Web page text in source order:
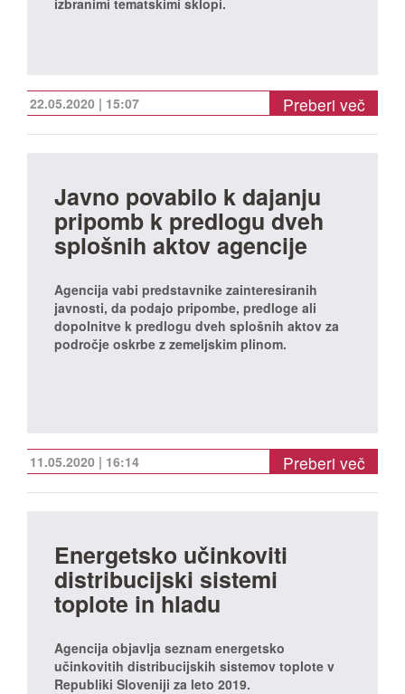
izbranimi tematskimi sklopi.
22.05.2020 | 15:07 Preberi več
Javno povabilo k dajanju
pripomb k predlogu dveh
splošnih aktov agencije
Agencija vabi predstavnike zainteresiranih
javnosti, da podajo pripombe, predloge ali
dopolnitve k predlogu dveh splošnih aktov za
področje oskrbe z zemeljskim plinom.
11.05.2020 | 16:14 Preberi več
Energetsko učinkoviti
distribucijski sistemi
toplote in hladu
Agencija objavlja seznam energetsko
učinkovitih distribucijskih sistemov toplote v
Republiki Sloveniji za leto 2019.